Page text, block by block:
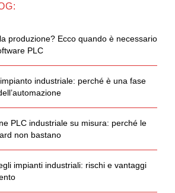
produzione? Ecco quando è necessario
PLC
industriale: perché è una fase
PLC industriale su misura: perché le
non bastano
impianti industriali: rischi e vantaggi